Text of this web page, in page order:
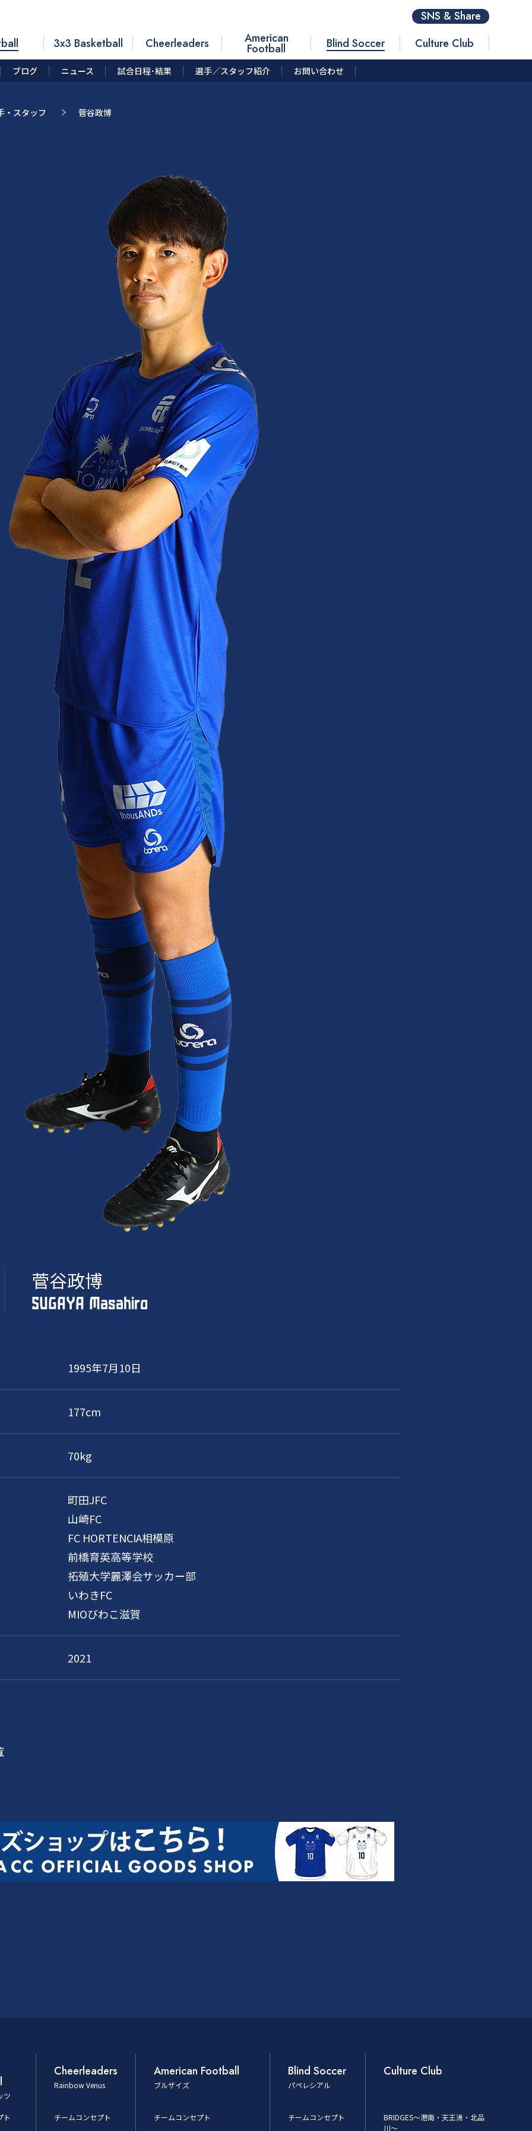
3x3 Basketball Cheerleaders American
Football Blind Soccer Culture Club
SNS & Share
ブログ ニュース 試合日程･結果 選手／スタッフ紹介 お問い合わせ
・スタッフ 菅谷政博
菅谷政博
SUGAYA Masahiro
1995年7月10日
177cm
70kg
町田JFC
山崎FC
FC HORTENCIA相模原
前橋育英高等学校
拓殖大学麗澤会サッカー部
いわきFC
MIOびわこ滋賀
2021
ツ
ト
Cheerleaders
Rainbow Venus
チームコンセプト
American Football
ブルザイズ
チームコンセプト
Blind Soccer
パペレシアル
チームコンセプト
Culture Club
BRIDGES～港南・天王洲・北品
川～